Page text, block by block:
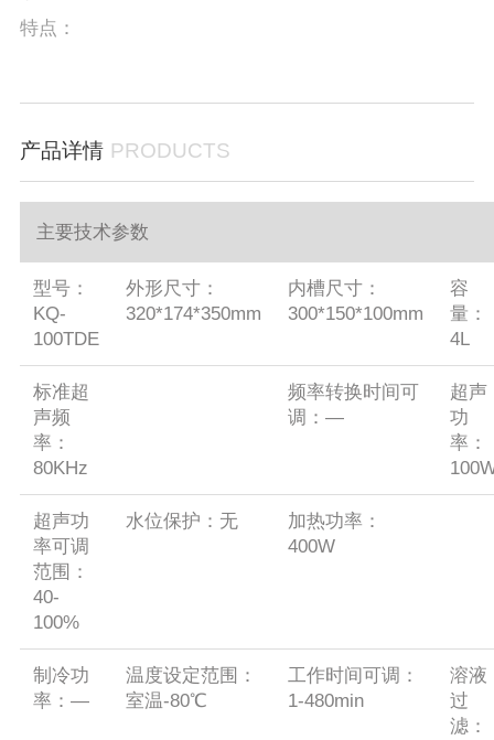
特点：
产品详情 PRODUCTS
主要技术参数
型号：
KQ-
100TDE
外形尺寸：
320*174*350mm
内槽尺寸：
300*150*100mm
容
量：
4L
标准超
声频
率：
80KHz
频率转换时间可
调：—
超声
功
率：
超声功
率可调
范围：
40-
100%
水位保护：无
加热功率：
400W
制冷功
率：—
温度设定范围：
室温-80℃
工作时间可调：
1-480min
溶液
过
滤：